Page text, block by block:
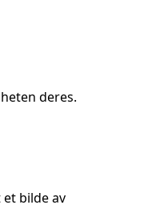
deres.
bilde av